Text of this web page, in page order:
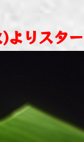
よりスタ